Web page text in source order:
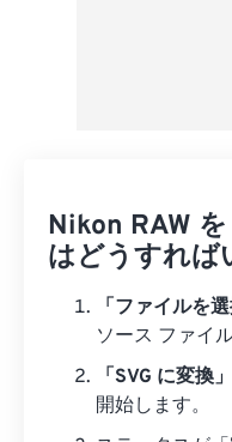
Nikon RAW
はどうすれば
「ファイルを選
ソース ファイ
「SVG に変換」
開始します。